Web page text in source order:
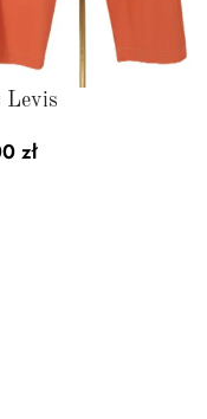
Levis
zł